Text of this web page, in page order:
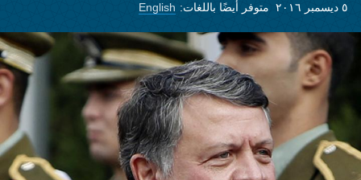
٥ ديسمبر ٢٠١٦ متوفر أيضًا باللغات: English